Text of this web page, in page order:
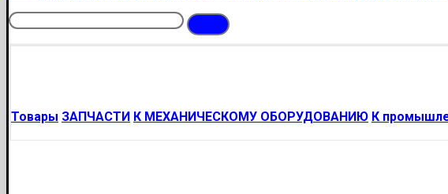
Товары ЗАПЧАСТИ К МЕХАНИЧЕСКОМУ ОБОРУДОВАНИЮ К